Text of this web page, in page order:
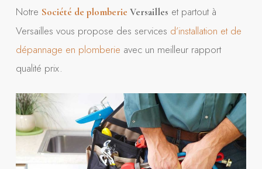
Notre Société de plomberie Versailles et partout à
Versailles vous propose des services d’installation et de
dépannage en plomberie avec un meilleur rapport
qualité prix.